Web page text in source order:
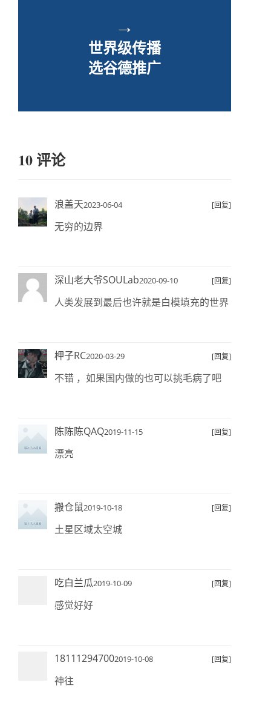
→
世界级传播
选谷德推广
10 评论
浪盖天2023-06-04 [回复]
无穷的边界
深山老大爷SOULab2020-09-10 [回复]
人类发展到最后也许就是白模填充的世界
柙子RC2020-03-29 [回复]
不错 ，如果国内做的也可以挑毛病了吧
陈陈陈QAQ2019-11-15 [回复]
漂亮
搬仓鼠2019-10-18 [回复]
土星区域太空城
吃白兰瓜2019-10-09 [回复]
感觉好好
181112947002019-10-08 [回复]
神往